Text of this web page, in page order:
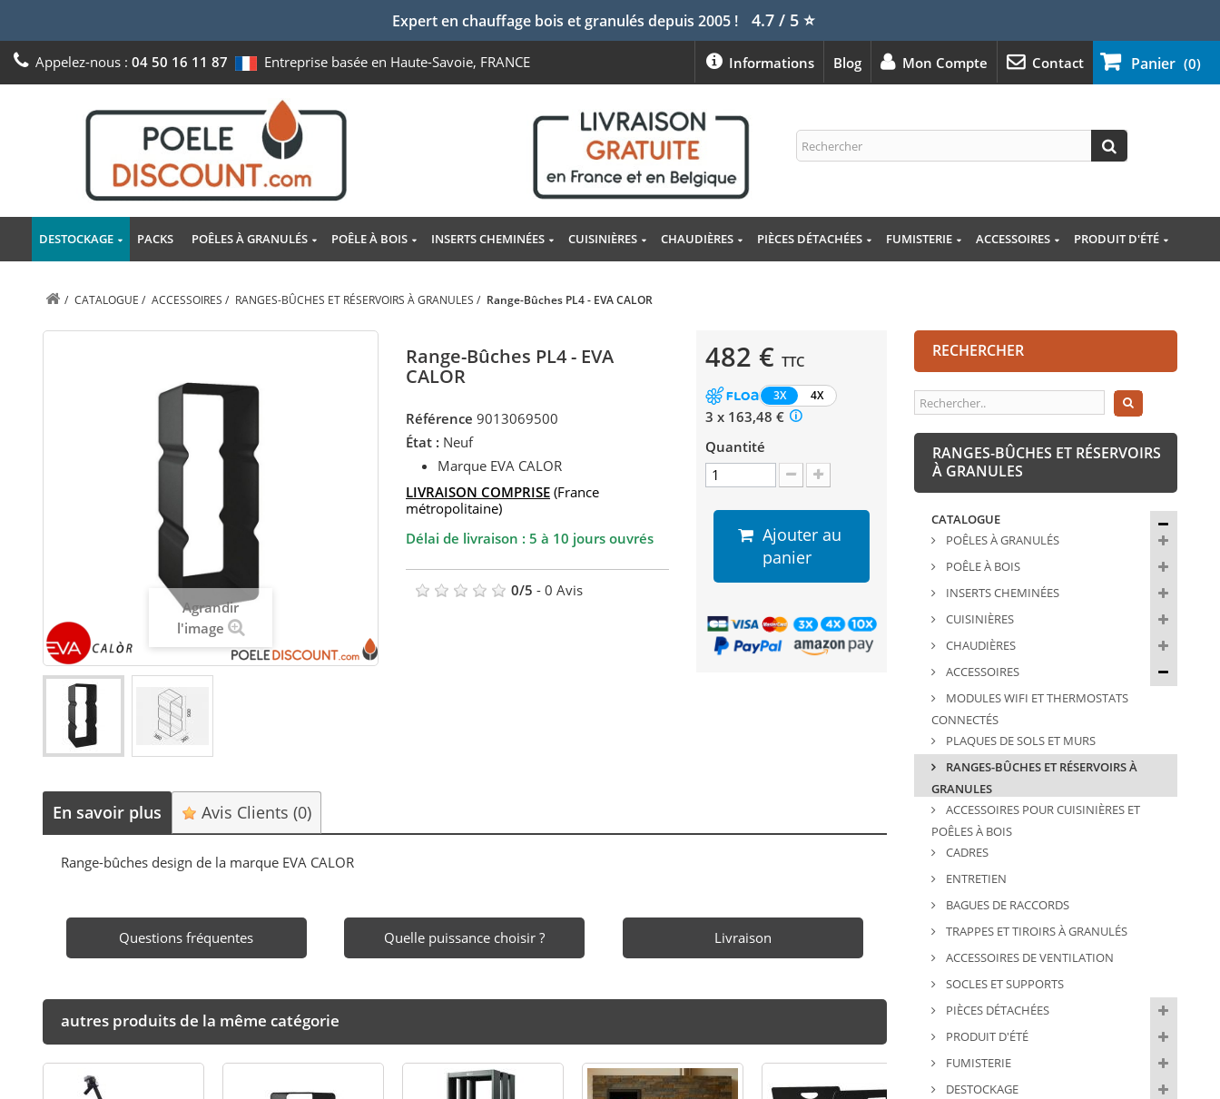
Expert en chauffage bois et granulés depuis 2005 ! 4.7 / 5⭐
Panier (0)
Appelez-nous : 04 50 16 11 87 Entreprise basée en Haute-Savoie, FRANCE Contact
Mon Compte
Blog
Informations
DESTOCKAGE PACKS POÊLES À GRANULÉS POÊLE À BOIS INSERTS CHEMINÉES CUISINIÈRES CHAUDIÈRES PIÈCES DÉTACHÉES FUMISTERIE ACCESSOIRES PRODUIT D'ÉTÉ
/ CATALOGUE / ACCESSOIRES / RANGES-BÛCHES ET RÉSERVOIRS À GRANULES / Range-Bûches PL4 - EVA CALOR
Agrandir
l'image
Range-Bûches PL4 - EVA
CALOR
Référence 9013069500
État : Neuf
Marque EVA CALOR
LIVRAISON COMPRISE (France
métropolitaine)
Délai de livraison : 5 à 10 jours ouvrés
0/5 - 0 Avis
482 € TTC
3X 4X
3 x 163,48 €
Quantité
Ajouter au
panier
En savoir plus Avis Clients(0)
Range-bûches design de la marque EVA CALOR
Questions fréquentes Quelle puissance choisir ? Livraison
autres produits de la même catégorie
RECHERCHER
RANGES-BÛCHES ET RÉSERVOIRS
À GRANULES
CATALOGUE
POÊLES À GRANULÉS
POÊLE À BOIS
INSERTS CHEMINÉES
CUISINIÈRES
CHAUDIÈRES
ACCESSOIRES
MODULES WIFI ET THERMOSTATS
CONNECTÉS
PLAQUES DE SOLS ET MURS
RANGES-BÛCHES ET RÉSERVOIRS À
GRANULES
ACCESSOIRES POUR CUISINIÈRES ET
POÊLES À BOIS
CADRES
ENTRETIEN
BAGUES DE RACCORDS
TRAPPES ET TIROIRS À GRANULÉS
ACCESSOIRES DE VENTILATION
SOCLES ET SUPPORTS
PIÈCES DÉTACHÉES
PRODUIT D'ÉTÉ
FUMISTERIE
DESTOCKAGE